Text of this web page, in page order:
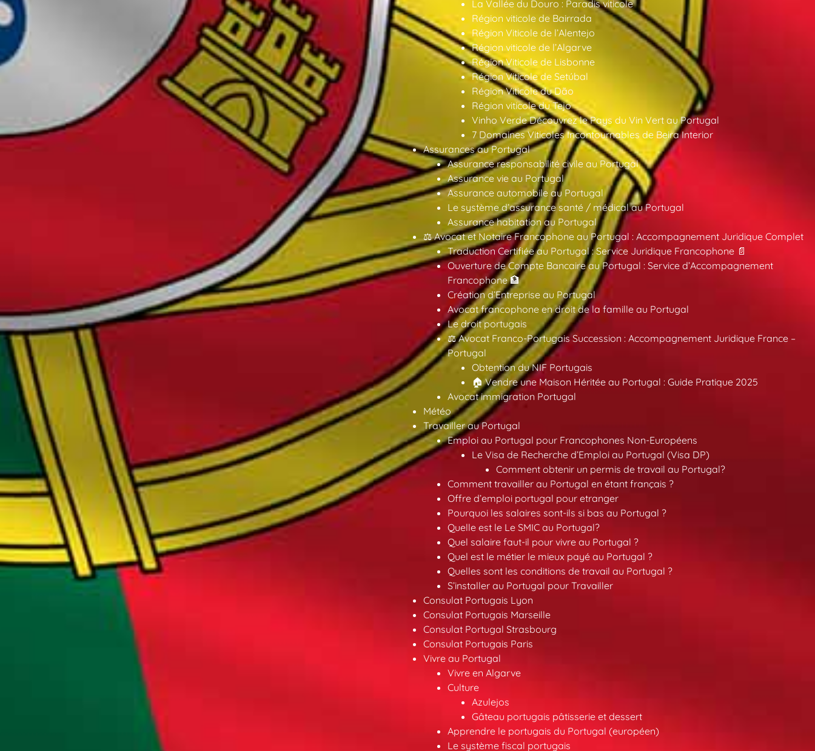
La Vallée du Douro : Paradis viticole
Région viticole de Bairrada
Région Viticole de l’Alentejo
Région viticole de l’Algarve
Région Viticole de Lisbonne
Région Viticole de Setúbal
Région Viticole du Dão
Région viticole du Tejo
Vinho Verde Découvrez le Pays du Vin Vert au Portugal
7 Domaines Viticoles Incontournables de Beira Interior
Assurances au Portugal
Assurance responsabilité civile au Portugal
Assurance vie au Portugal
Assurance automobile au Portugal
Le système d’assurance santé / médical au Portugal
Assurance habitation au Portugal
⚖️ Avocat et Notaire Francophone au Portugal : Accompagnement Juridique Complet
Traduction Certifiée au Portugal : Service Juridique Francophone 📄
Ouverture de Compte Bancaire au Portugal : Service d’Accompagnement
Francophone 🏦
Création d’Entreprise au Portugal
Avocat francophone en droit de la famille au Portugal
Le droit portugais
⚖️ Avocat Franco-Portugais Succession : Accompagnement Juridique France –
Portugal
Obtention du NIF Portugais
🏠 Vendre une Maison Héritée au Portugal : Guide Pratique 2025
Avocat immigration Portugal
Météo
Travailler au Portugal
Emploi au Portugal pour Francophones Non-Européens
Le Visa de Recherche d’Emploi au Portugal (Visa DP)
Comment obtenir un permis de travail au Portugal?
Comment travailler au Portugal en étant français ?
Offre d’emploi portugal pour etranger
Pourquoi les salaires sont-ils si bas au Portugal ?
Quelle est le Le SMIC au Portugal?
Quel salaire faut-il pour vivre au Portugal ?
Quel est le métier le mieux payé au Portugal ?
Quelles sont les conditions de travail au Portugal ?
S’installer au Portugal pour Travailler
Consulat Portugais Lyon
Consulat Portugais Marseille
Consulat Portugal Strasbourg
Consulat Portugais Paris
Vivre au Portugal
Vivre en Algarve
Culture
Azulejos
Gâteau portugais pâtisserie et dessert
Apprendre le portugais du Portugal (européen)
Le système fiscal portugais